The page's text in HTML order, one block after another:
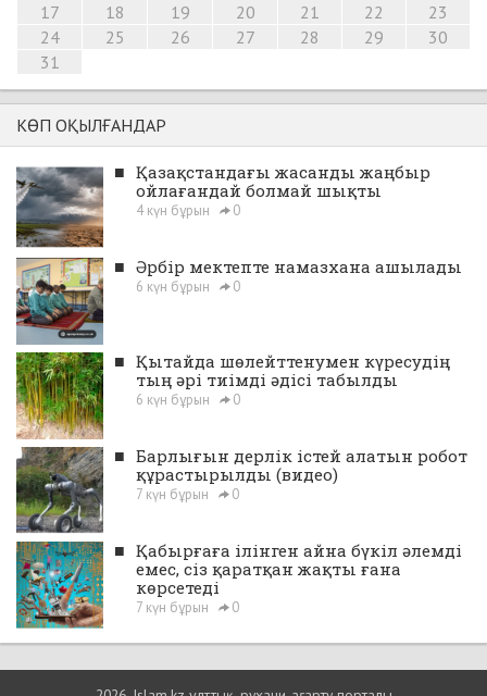
17
18 19 20 21 22
23
24
25 26 27 28 29
30
31
КӨП ОҚЫЛҒАНДАР
■ Қазақстандағы жасанды жаңбыр
ойлағандай болмай шықты
4 күн бұрын 0
■ Әрбір мектепте намазхана ашылады
6 күн бұрын 0
■ Қытайда шөлейттенумен күресудің
тың әрі тиімді әдісі табылды
6 күн бұрын 0
■ Барлығын дерлік істей алатын робот
құрастырылды (видео)
7 күн бұрын 0
■ Қабырғаға ілінген айна бүкіл әлемді
емес, сіз қаратқан жақты ғана
көрсетеді
7 күн бұрын 0